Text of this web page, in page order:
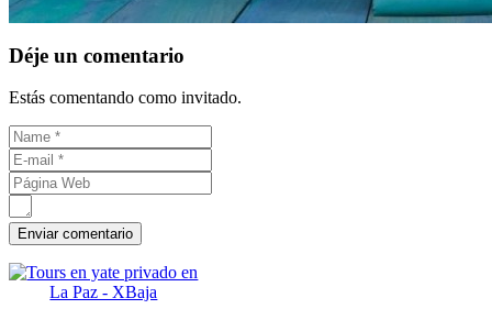
Déje un comentario
Estás comentando como invitado.